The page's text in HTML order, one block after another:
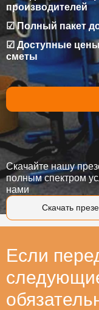
производителей
☑ Полный пакет
☑ Доступные
сметы
Скачать
Скачайте нашу
полным спектром
нами
Если